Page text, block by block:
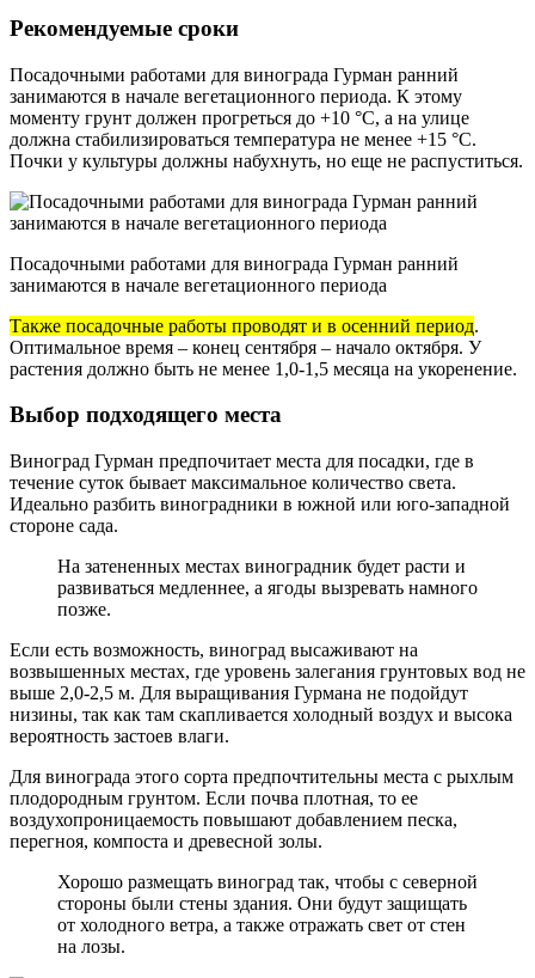
Рекомендуемые сроки
Посадочными работами для винограда Гурман ранний
занимаются в начале вегетационного периода. К этому
моменту грунт должен прогреться до +10 °С, а на улице
должна стабилизироваться температура не менее +15 °С.
Почки у культуры должны набухнуть, но еще не распуститься.
Посадочными работами для винограда Гурман ранний
занимаются в начале вегетационного периода
Также посадочные работы проводят и в осенний период.
Оптимальное время – конец сентября – начало октября. У
растения должно быть не менее 1,0-1,5 месяца на укоренение.
Выбор подходящего места
Виноград Гурман предпочитает места для посадки, где в
течение суток бывает максимальное количество света.
Идеально разбить виноградники в южной или юго-западной
стороне сада.
На затененных местах виноградник будет расти и
развиваться медленнее, а ягоды вызревать намного
позже.
Если есть возможность, виноград высаживают на
возвышенных местах, где уровень залегания грунтовых вод не
выше 2,0-2,5 м. Для выращивания Гурмана не подойдут
низины, так как там скапливается холодный воздух и высока
вероятность застоев влаги.
Для винограда этого сорта предпочтительны места с рыхлым
плодородным грунтом. Если почва плотная, то ее
воздухопроницаемость повышают добавлением песка,
перегноя, компоста и древесной золы.
Хорошо размещать виноград так, чтобы с северной
стороны были стены здания. Они будут защищать
от холодного ветра, а также отражать свет от стен
на лозы.